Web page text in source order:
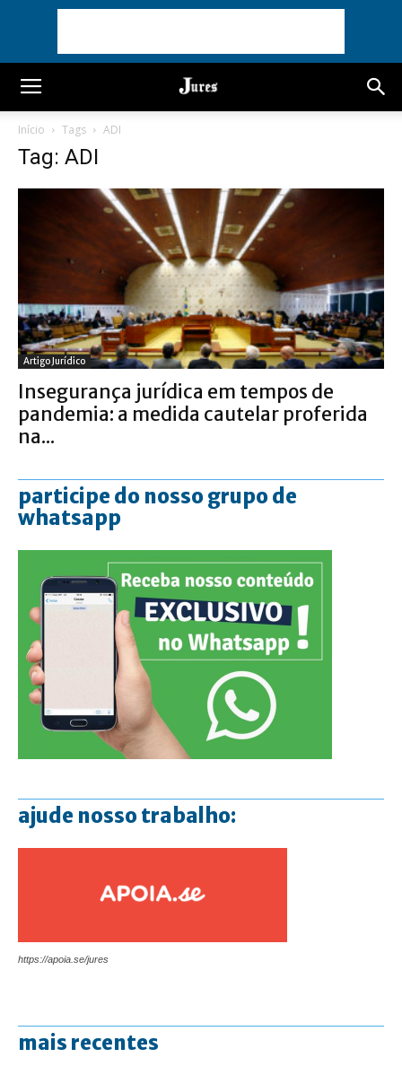
Início Tags ADI
Tag: ADI
Artigo Jurídico
Insegurança jurídica em tempos de
pandemia: a medida cautelar proferida
na...
participe do nosso grupo de
whatsapp
ajude nosso trabalho:
https://apoia.se/jures
mais recentes